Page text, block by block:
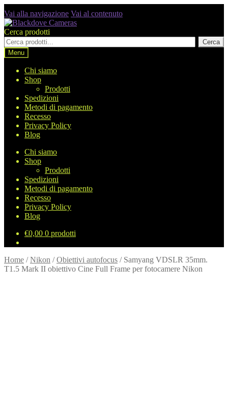
Vai alla navigazione Vai al contenuto
Cerca prodotti
Cerca
Menu
Chi siamo
Shop
Prodotti
Spedizioni
Metodi di pagamento
Recesso
Privacy Policy
Blog
Chi siamo
Shop
Prodotti
Spedizioni
Metodi di pagamento
Recesso
Privacy Policy
Blog
€0,00 0 prodotti
Home /Nikon /Obiettivi autofocus / Samyang VDSLR 35mm.
T1.5 Mark II obiettivo Cine Full Frame per fotocamere Nikon